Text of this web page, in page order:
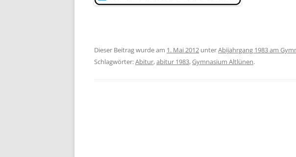
Dieser Beitrag wurde am 1. Mai 2012 unterAbijahrgang 1983 am
Schlagwörter:Abitur,abitur 1983,Gymnasium Altlünen.